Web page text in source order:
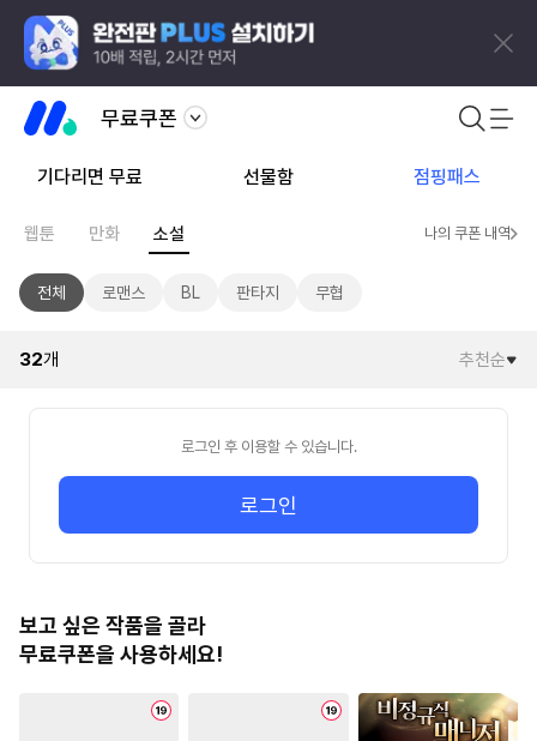
무료쿠폰
기다리면 무료 선물함 점핑패스
웹툰 만화 소설 나의 쿠폰 내역
전체 로맨스 BL 판타지 무협
32개 추천순
로그인 후 이용할 수 있습니다.
로그인
보고 싶은 작품을 골라
무료쿠폰을 사용하세요!